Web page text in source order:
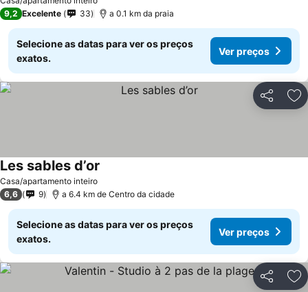
9,2 Excelente 33 a 0.1 km da praia
Selecione as datas para ver os preços
exatos.
Ver preços
Partilhar
Casa/apartamento inteiro
Les sables d’or
6,6 9 a 6.4 km de Centro da cidade
Selecione as datas para ver os preços
exatos.
Ver preços
Partilhar